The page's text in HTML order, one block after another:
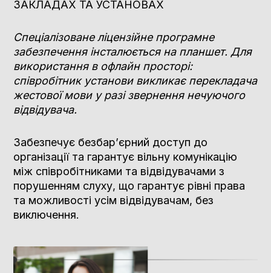
ЗАКЛАДАХ ТА УСТАНОВАХ
Спеціалізоване ліцензійне програмне
забезпечення інсталюється на планшет. Для
використання в офлайн просторі:
співробітник установи викликає перекладача
жестової мови у разі звернення нечуючого
відвідувача.
Забезпечує безбар’єрний доступ до
організації та гарантує вільну комунікацію
між співробітниками та відвідувачами з
порушенням слуху, що гарантує рівні права
та можливості усім відвідувачам, без
виключення.